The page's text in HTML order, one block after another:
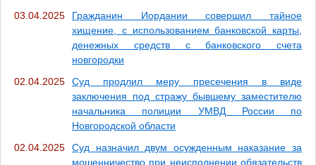
03.04.2025
Гражданин Иордании совершил тайное
хищение, с использованием банковской карты,
денежных средств с банковского счета
новгородки
02.04.2025
Суд продлил меру пресечения в виде
заключения под стражу бывшему заместителю
начальника полиции УМВД России по
Новгородской области
02.04.2025
Суд назначил двум осужденным наказание за
мошенничество при неисполнении обязательств